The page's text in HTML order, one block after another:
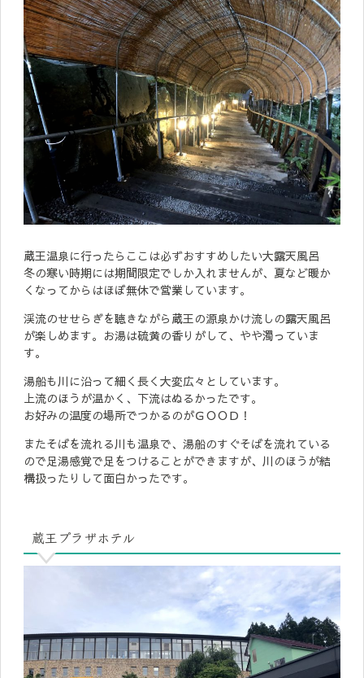
蔵王温泉に行ったらここは必ずおすすめしたい大露天風呂
冬の寒い時期には期間限定でしか入れませんが、夏など暖か
くなってからはほぼ無休で営業しています。
渓流のせせらぎを聴きながら蔵王の源泉かけ流しの露天風呂
が楽しめます。お湯は硫黄の香りがして、やや濁っていま
す。
湯船も川に沿って細く長く大変広々としています。
上流のほうが温かく、下流はぬるかったです。
お好みの温度の場所でつかるのがＧＯＯＤ！
またそばを流れる川も温泉で、湯船のすぐそばを流れている
ので足湯感覚で足をつけることができますが、川のほうが結
構扱ったりして面白かったです。
蔵王プラザホテル